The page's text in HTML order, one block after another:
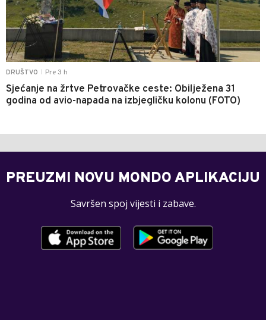
DRUŠTVO Pre 3 h
Sjećanje na žrtve Petrovačke ceste: Obilježena 31
godina od avio-napada na izbjegličku kolonu (FOTO)
PREUZMI NOVU MONDO APLIKACIJU
Savršen spoj vijesti i zabave.